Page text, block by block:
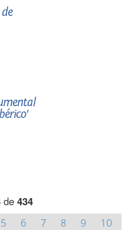
de 434
5 6 7 8 9
10